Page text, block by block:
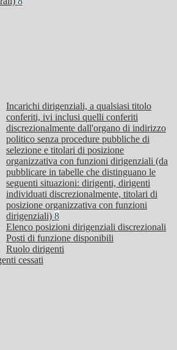
Incarichi dirigenziali, a qualsiasi titolo
conferiti, ivi inclusi quelli conferiti
discrezionalmente dall'organo di indirizzo
politico senza procedure pubbliche di
selezione e titolari di posizione
organizzativa con funzioni dirigenziali (da
pubblicare in tabelle che distinguano le
seguenti situazioni: dirigenti, dirigenti
individuati discrezionalmente, titolari di
posizione organizzativa con funzioni
dirigenziali) 8
Elenco posizioni dirigenziali discrezionali
Posti di funzione disponibili
Ruolo dirigenti
cessati